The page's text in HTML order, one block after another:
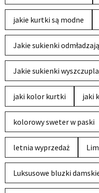
jakie kurtki są modne
Jakie sukienki
Jakie sukienki
jaki kolor kurtki jaki
kolorowy sweter w paski
letnia wyprzedaż
Luksusowe bluzki